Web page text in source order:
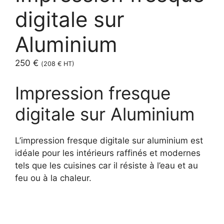
digitale sur
Aluminium
250 € (208 € HT)
Impression fresque
digitale sur Aluminium
L’impression fresque digitale sur aluminium est
idéale pour les intérieurs raffinés et modernes
tels que les cuisines car il résiste à l’eau et au
feu ou à la chaleur.